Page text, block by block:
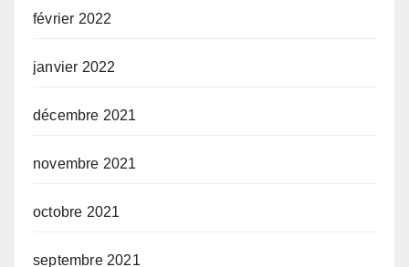
février 2022
janvier 2022
décembre 2021
novembre 2021
octobre 2021
septembre 2021